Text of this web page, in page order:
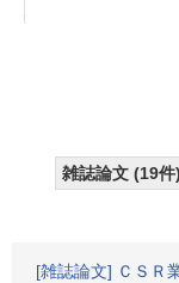
雑誌論文 (19
[雑誌論文] ＣＳＲ